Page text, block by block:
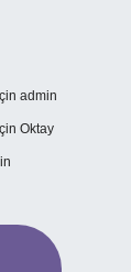
admin
Oktay